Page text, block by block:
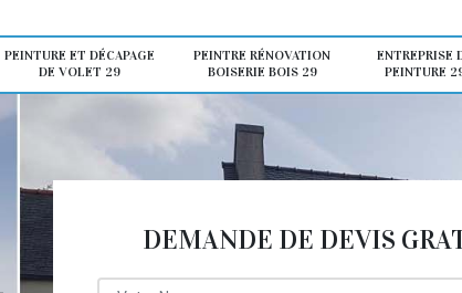
PEINTURE ET DÉCAPAGE
DE VOLET 29
PEINTRE RÉNOVATION
BOISERIE BOIS 29
ENTREPRISE
PEINTURE
DEMANDE DE DEVIS